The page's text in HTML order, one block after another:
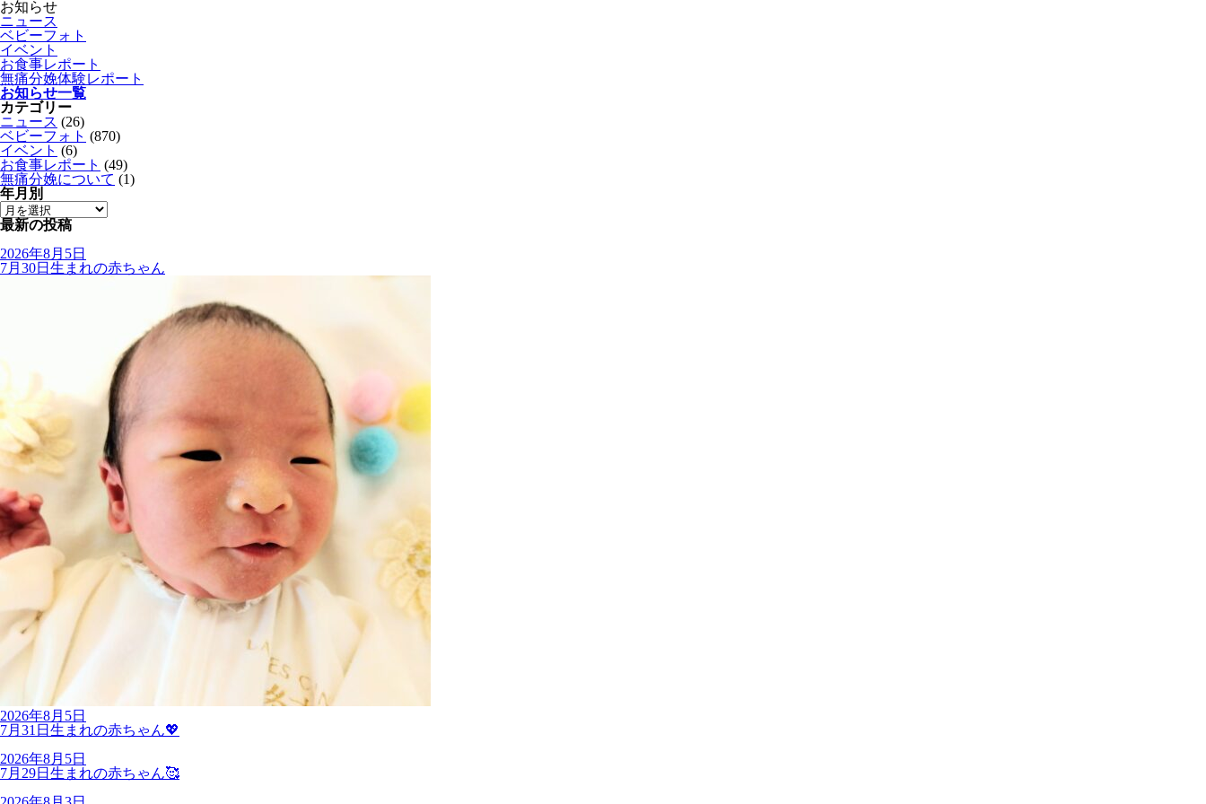
お知らせ
ニュース
ベビーフォト
イベント
お食事レポート
無痛分娩体験レポート
お知らせ一覧
カテゴリー
ニュース (26)
ベビーフォト (870)
イベント (6)
お食事レポート (49)
無痛分娩について (1)
年月別
最新の投稿
2026年8月5日
7月30日生まれの赤ちゃん
2026年8月5日
7月31日生まれの赤ちゃん💖
2026年8月5日
7月29日生まれの赤ちゃん🥰